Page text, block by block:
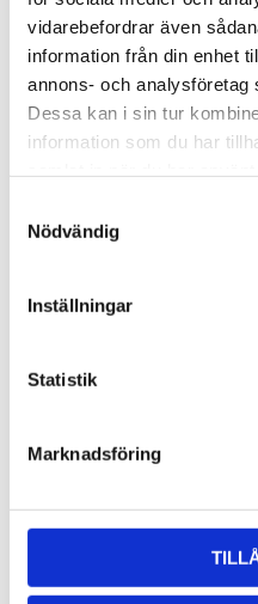
vidarebefordrar även
information från din enhet
annons- och analysföretag
Dessa kan i sin tur
information som du har
Nödvändig
Inställningar
Statistik
Marknadsföring
Lättmonterad
lasthållarfot för Thule Evo-
takräcken, för fordon med
integrerad reling.
1 795 kr
1 975 kr